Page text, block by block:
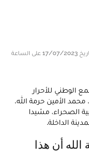
في 17/07/2023 على الساعة 18:00, تحديث بتاريخ 17/07/2023 على الساعة
الوطني للأحرار
الأمين حرمة الله،
الصحراء، مشيدا
الداخلة.